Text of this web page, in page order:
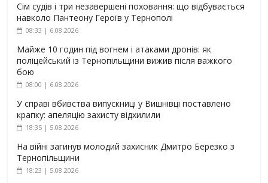
Сім судів і три незавершені поховання: що відбувається
навколо Пантеону Героїв у Тернополі
08:33 | 6.08.2026
Майже 10 годин під вогнем і атаками дронів: як
поліцейський із Тернопільщини вижив після важкого
бою
08:00 | 6.08.2026
У справі вбивства випускниці у Вишнівці поставлено
крапку: апеляцію захисту відхилили
18:35 | 5.08.2026
На війні загинув молодий захисник Дмитро Березко з
Тернопільщини
18:23 | 5.08.2026